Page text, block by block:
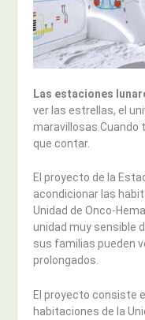
Las estaciones
ver las estrellas, el
maravillosas.Cuando
que contar.
El proyecto de la
acondicionar las
Unidad de Onco-
unidad muy sensible
sus familias pueden
prolongados.
El proyecto consiste
habitaciones de la